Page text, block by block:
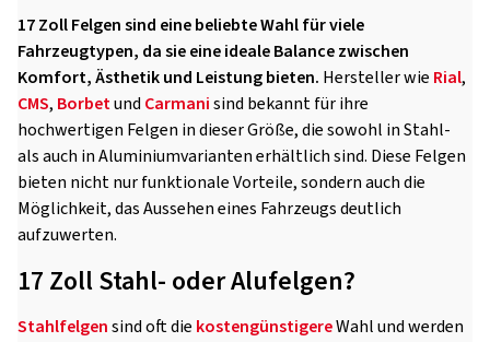
17 Zoll Felgen sind eine beliebte Wahl für viele
Fahrzeugtypen, da sie eine ideale Balance zwischen
Komfort, Ästhetik und Leistung bieten. Hersteller wie Rial,
CMS, Borbetund Carmanisind bekannt für ihre
hochwertigen Felgen in dieser Größe, die sowohl in Stahl-
als auch in Aluminiumvarianten erhältlich sind. Diese Felgen
bieten nicht nur funktionale Vorteile, sondern auch die
Möglichkeit, das Aussehen eines Fahrzeugs deutlich
aufzuwerten.
17 Zoll Stahl- oder Alufelgen?
Stahlfelgensind oft die kostengünstigereWahl und werden